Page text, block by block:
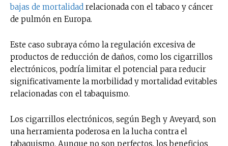
bajas de mortalidad relacionada con el tabaco y cáncer
de pulmón en Europa.
Este caso subraya cómo la regulación excesiva de
productos de reducción de daños, como los cigarrillos
electrónicos, podría limitar el potencial para reducir
significativamente la morbilidad y mortalidad evitables
relacionadas con el tabaquismo.
Los cigarrillos electrónicos, según Begh y Aveyard, son
una herramienta poderosa en la lucha contra el
tabaquismo. Aunque no son perfectos, los beneficios